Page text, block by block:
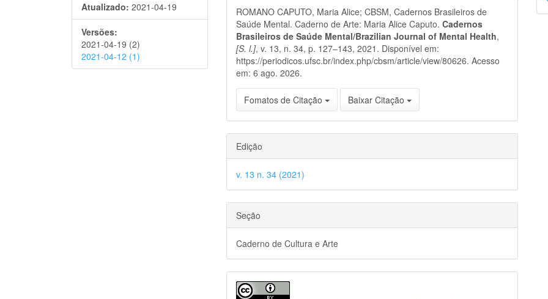
Atualizado: 2021-04-19
Versões:
2021-04-19 (2)
2021-04-12 (1)
artigo
ROMANO CAPUTO, Maria Alice; CBSM, Cadernos Brasileiros de
Saúde Mental. Caderno de Arte: Maria Alice Caputo.Cadernos
Brasileiros de Saúde Mental/Brazilian Journal of Mental Health,
[S. l.], v. 13, n. 34, p. 127–143, 2021. Disponível em:
https://periodicos.ufsc.br/index.php/cbsm/article/view/80626. Acesso
em: 6 ago. 2026.
Fomatos de Citação Baixar Citação
Edição
v. 13 n. 34 (2021)
Seção
Caderno de Cultura e Arte